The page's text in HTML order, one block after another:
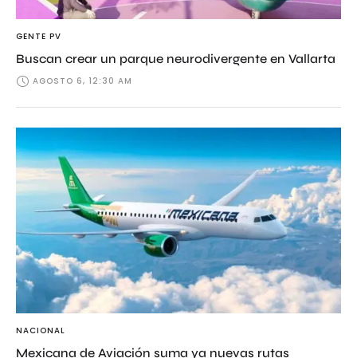
GENTE PV
Buscan crear un parque neurodivergente en Vallarta
AGOSTO 6, 12:30 AM
NACIONAL
Mexicana de Aviación suma ya nuevas rutas